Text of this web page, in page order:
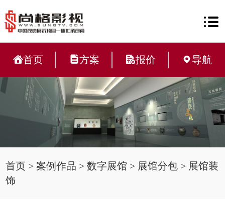
首页 方案 报价 导航
首页 >案例作品 >数字展馆 > 展馆分包 > 展馆装
饰